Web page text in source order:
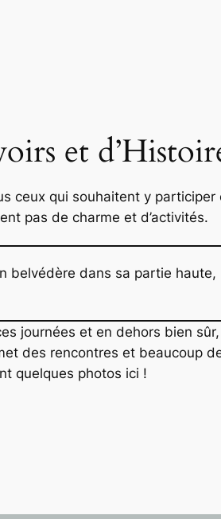
et
ceux qui souhaitent y participer
pas de charme et d’activités.
belvédère dans sa partie
journées et en dehors bien
des rencontres et beaucoup
quelques photos ici !